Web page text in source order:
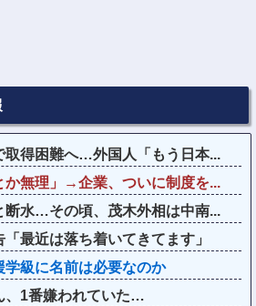
取得困難へ…外国人「もう日本...
か無理」→企業、ついに制度を...
断水…その頃、茂木外相は中南...
最近は落ち着いてきてます」
学級に名前は必要なのか
、1番嫌われていた…